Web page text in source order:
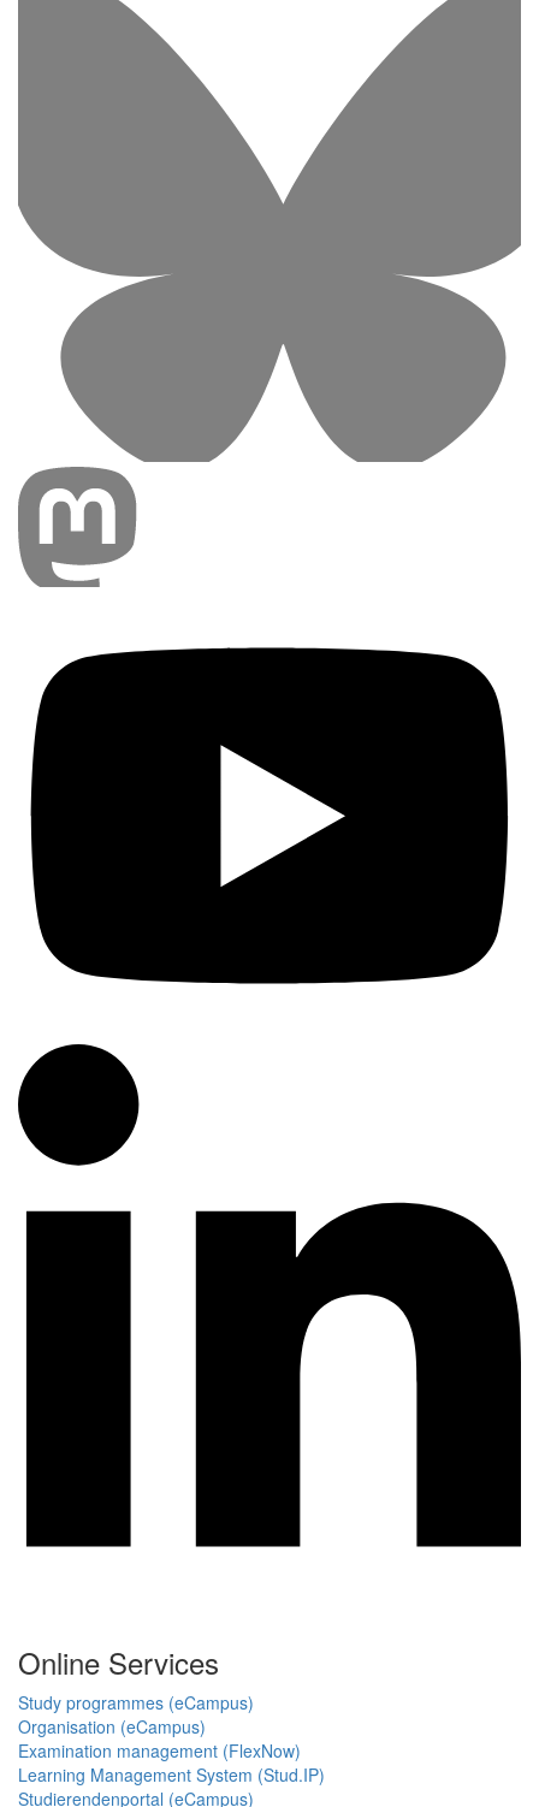
Online Services
Study programmes (eCampus)
Organisation (eCampus)
Examination management (FlexNow)
Learning Management System (Stud.IP)
Studierendenportal (eCampus)